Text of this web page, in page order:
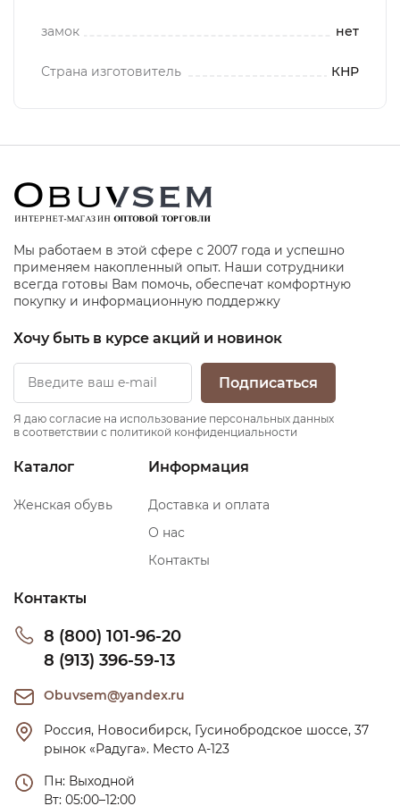
замок нет
Страна изготовитель КНР
Мы работаем в этой сфере с 2007 года и успешно
применяем накопленный опыт. Наши сотрудники
всегда готовы Вам помочь, обеспечат комфортную
покупку и информационную поддержку
Хочу быть в курсе акций и новинок
Подписаться
Я даю согласие на использование персональных данных
в соответствии с политикой конфиденциальности
Каталог
Женская обувь
Информация
Доставка и оплата
О нас
Контакты
Контакты
8 (800) 101-96-20
8 (913) 396-59-13
Obuvsem@yandex.ru
Россия, Новосибирск, Гусинобродское шоссе, 37
рынок «Радуга». Место А-123
Пн: Выходной
Вт: 05:00–12:00